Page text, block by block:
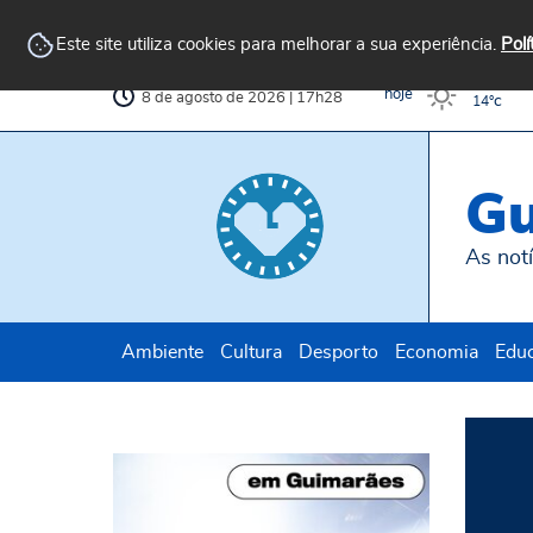
Este site utiliza cookies para melhorar a sua experiência.
Municipal
Municipal
8 de agosto de 2026 | 17h28 hoje 14°c
As
Ambiente Cultura Desporto Economia